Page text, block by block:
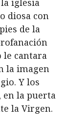
diosa con
de la
le cantara
la imagen
Y los
en la puerta
la Virgen.